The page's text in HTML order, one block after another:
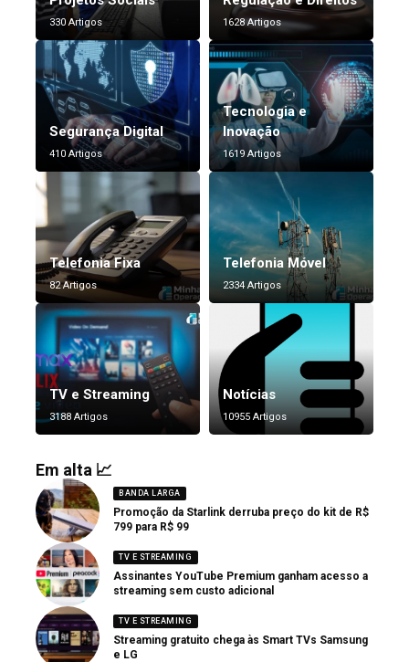
330 Artigos 1628 Artigos
Segurança Digital
410 Artigos
Tecnologia e
Inovação
1619 Artigos
Telefonia Fixa
82 Artigos
Telefonia Móvel
2334 Artigos
TV e Streaming
3188 Artigos
Notícias
10955 Artigos
Em alta 📈
BANDA LARGA
Promoção da Starlink derruba preço do kit de R$
799 para R$ 99
TV E STREAMING
Assinantes YouTube Premium ganham acesso a
streaming sem custo adicional
TV E STREAMING
Streaming gratuito chega às Smart TVs Samsung
e LG